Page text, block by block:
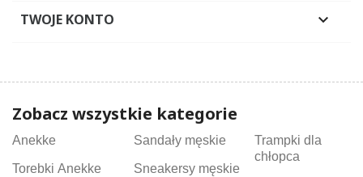
TWOJE KONTO 
Zobacz wszystkie kategorie
Anekke
Torebki Anekke
Sandały męskie
Sneakersy męskie
Trampki dla
chłopca